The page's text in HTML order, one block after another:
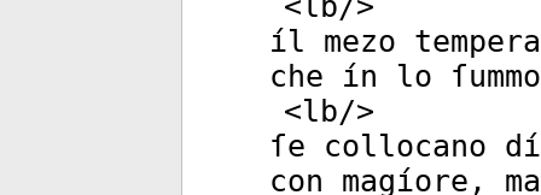
íl mezo
che ín lo
<lb/>
ſe collocano
con magíore,